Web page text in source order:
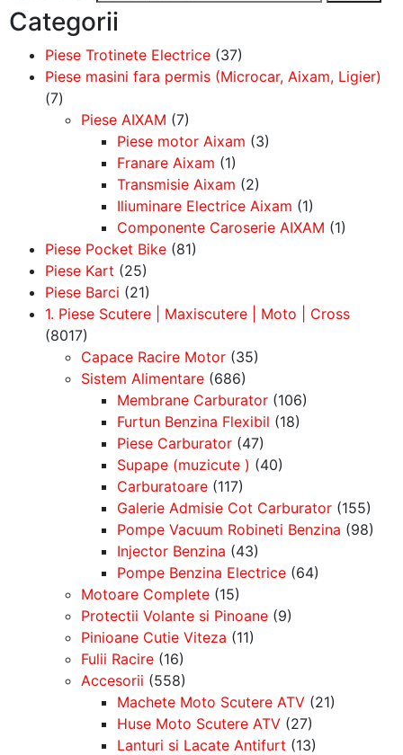
Categorii
Piese Trotinete Electrice (37)
Piese masini fara permis (Microcar, Aixam, Ligier)
(7)
Piese AIXAM (7)
Piese motor Aixam (3)
Franare Aixam (1)
Transmisie Aixam (2)
Iliuminare Electrice Aixam (1)
Componente Caroserie AIXAM (1)
Piese Pocket Bike (81)
Piese Kart (25)
Piese Barci (21)
1. Piese Scutere | Maxiscutere | Moto | Cross
(8017)
Capace Racire Motor (35)
Sistem Alimentare (686)
Membrane Carburator (106)
Furtun Benzina Flexibil (18)
Piese Carburator (47)
Supape (muzicute ) (40)
Carburatoare (117)
Galerie Admisie Cot Carburator (155)
Pompe Vacuum Robineti Benzina (98)
Injector Benzina (43)
Pompe Benzina Electrice (64)
Motoare Complete (15)
Protectii Volante si Pinoane (9)
Pinioane Cutie Viteza (11)
Fulii Racire (16)
Accesorii (558)
Machete Moto Scutere ATV (21)
Huse Moto Scutere ATV (27)
Lanturi si Lacate Antifurt (13)